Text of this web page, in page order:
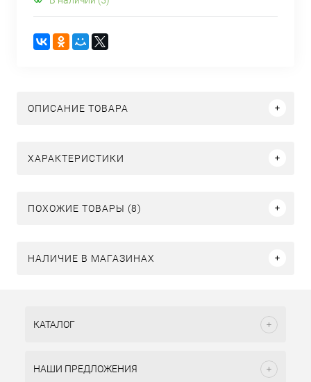
ОПИСАНИЕ ТОВАРА
ХАРАКТЕРИСТИКИ
ПОХОЖИЕ ТОВАРЫ (8)
НАЛИЧИЕ В МАГАЗИНАХ
КАТАЛОГ
НАШИ ПРЕДЛОЖЕНИЯ